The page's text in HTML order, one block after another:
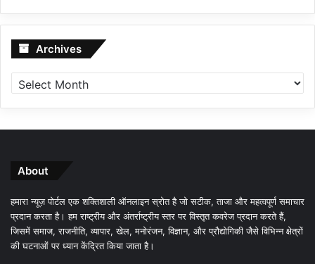
Archives Archives
About
हमारा न्यूज़ पोर्टल एक शक्तिशाली ऑनलाइन स्रोत है जो सटीक, ताजा और महत्वपूर्ण समाचार
प्रदान करता है। हम राष्ट्रीय और अंतर्राष्ट्रीय स्तर पर विस्तृत कवरेज प्रदान करते हैं,
जिसमें समाज, राजनीति, व्यापार, खेल, मनोरंजन, विज्ञान, और प्रौद्योगिकी जैसे विभिन्न क्षेत्रों
की घटनाओं पर ध्यान केंद्रित किया जाता है।